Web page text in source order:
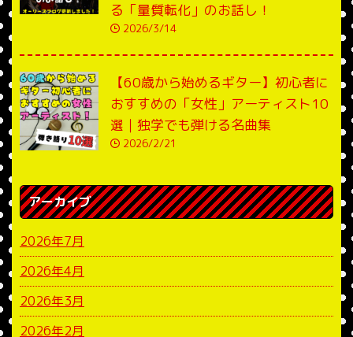
る「量質転化」のお話し！
2026/3/14
【60歳から始めるギター】初心者に
おすすめの「女性」アーティスト10
選｜独学でも弾ける名曲集
2026/2/21
アーカイブ
2026年7月
2026年4月
2026年3月
2026年2月